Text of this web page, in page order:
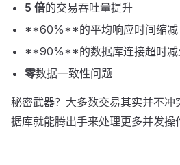
5 倍的交易吞吐量提升
**60%**的平均响应时间缩减
**90%**的数据库连接超时减
零数据一致性问题
秘密武器？大多数交易其实并不
据库就能腾出手来处理更多并发操